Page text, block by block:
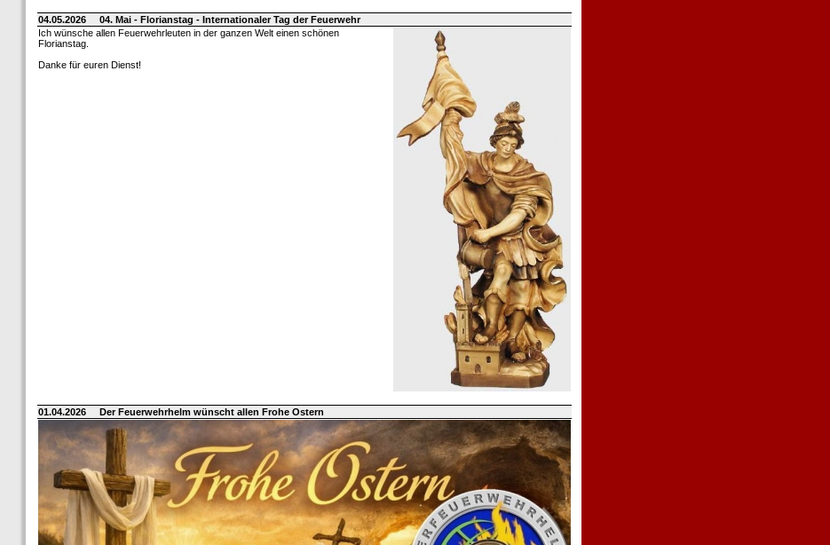
04.05.2026
04. Mai - Florianstag - Internationaler Tag der Feuerwehr
Ich wünsche allen Feuerwehrleuten in der ganzen Welt einen schönen
Florianstag.
Danke für euren Dienst!
01.04.2026 Der Feuerwehrhelm wünscht allen Frohe Ostern